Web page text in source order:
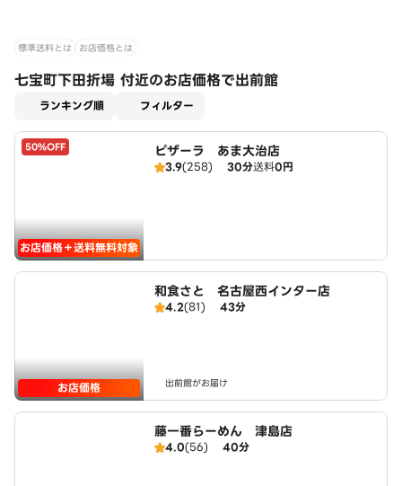
標準送料とは お店価格とは
七宝町下田折場 付近のお店価格で出前館
ランキング順 フィルター
50%OFF
お店価格＋送料無料対象
ピザーラ あま大治店
3.9(258) 30分送料0円
お店価格
和食さと 名古屋西インター店
4.2(81) 43分
出前館がお届け
藤一番らーめん 津島店
4.0(56) 40分